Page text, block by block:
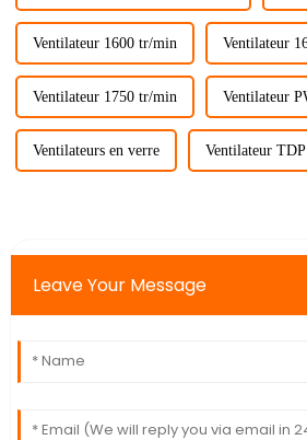
Ventilateur 1600 tr/min Ventilateur
Ventilateur 1750 tr/min Ventilateur
Ventilateurs en verre Ventilateur TDP
Leave Your Message